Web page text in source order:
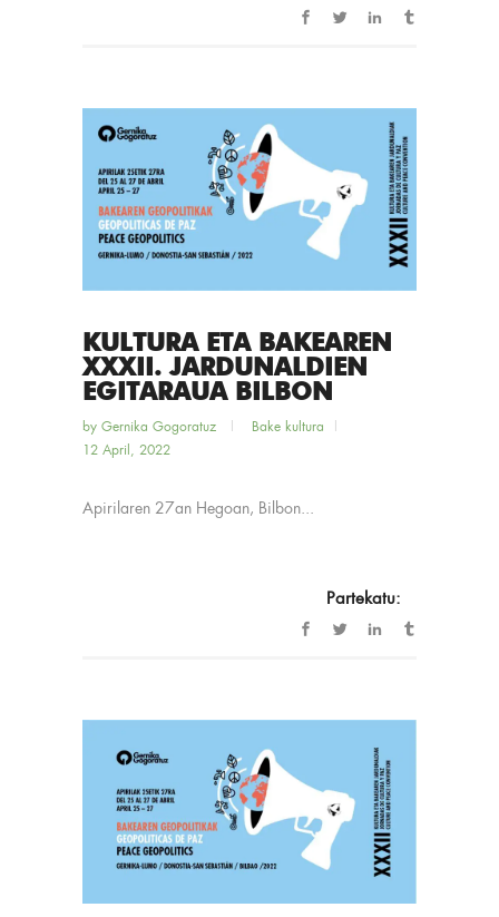
KULTURA ETA BAKEAREN
XXXII. JARDUNALDIEN
EGITARAUA BILBON
by Gernika Gogoratuz
Bake kultura
12 April, 2022
Apirilaren 27an Hegoan, Bilbon...
Partekatu: